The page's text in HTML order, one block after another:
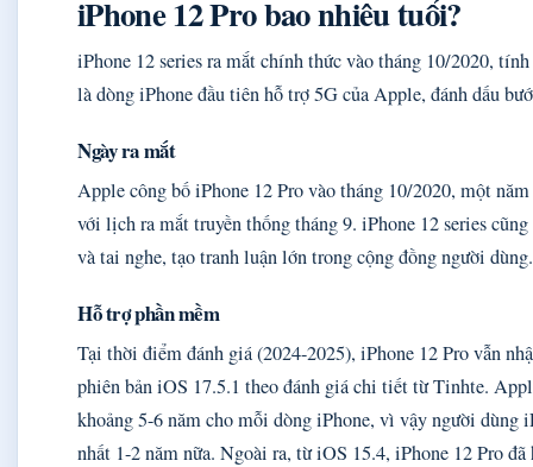
iPhone 12 Pro bao nhiêu tuổi?
iPhone 12 series ra mắt chính thức vào tháng 10/2020,
là dòng iPhone đầu tiên hỗ trợ 5G của Apple, đánh dấu
Ngày ra mắt
Apple công bố iPhone 12 Pro vào tháng 10/2020, một
với lịch ra mắt truyền thống tháng 9. iPhone 12 series
và tai nghe, tạo tranh luận lớn trong cộng đồng người dùng.
Hỗ trợ phần mềm
Tại thời điểm đánh giá (2024-2025), iPhone 12 Pro vẫn
phiên bản iOS 17.5.1 theo đánh giá chi tiết từ Tinhte.
khoảng 5-6 năm cho mỗi dòng iPhone, vì vậy người dùng
nhất 1-2 năm nữa. Ngoài ra, từ iOS 15.4, iPhone 12 Pro